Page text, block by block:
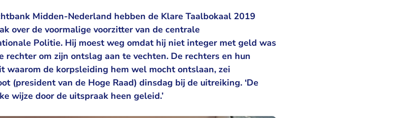
Midden-Nederland hebben de Klare Taalbokaal 2019
over de voormalige voorzitter van de centrale
Politie. Hij moest weg omdat hij niet integer met geld was
rechter om zijn ontslag aan te vechten. De rechters en hun
de korpsleiding hem wel mocht ontslaan, zei
(president van de Hoge Raad) dinsdag bij de uitreiking. ‘De
wijze door de uitspraak heen geleid.’